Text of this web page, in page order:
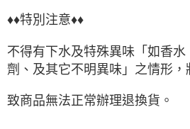
♦♦特別注意♦♦
不得有下水及特殊異味「如香
劑、及其它不明異味」之情形，
致商品無法正常辦理退換貨。